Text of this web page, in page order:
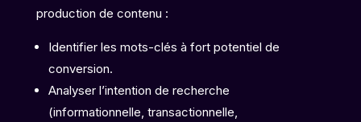
production de contenu :
Identifier les mots-clés à fort potentiel de
conversion.
Analyser l’intention de recherche
(informationnelle, transactionnelle,